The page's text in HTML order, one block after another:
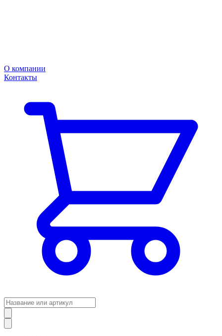
О компании
Контакты